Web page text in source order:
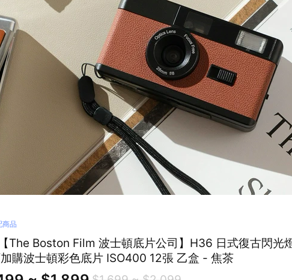
商品
The Boston Film 波士頓底片公司】H36 日式復古閃光
購波士頓彩色底片 ISO400 12張 乙盒 - 焦茶